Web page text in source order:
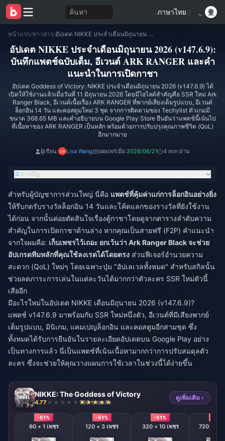
ค้นหา ภาษาไทย /
หน้าแรก/ข่าวสาร/ อัปเดต NIKKE ประจำเดือนมิถุนายน 2026 (v147.6.9): บันทึกแพตช์ฉบับเต็ม, อีเวนต์ ARK RANGER และคำแนะนำในการเปิดกาชา
อัปเดต NIKKE ประจำเดือนมิถุนายน 2026 (v147.6.9):
บันทึกแพตช์ฉบับเต็ม, อีเวนต์ ARK RANGER และคำ
แนะนำในการเปิดกาชา
อัปเดต Goddess of Victory: NIKKE ประจำเดือนมิถุนายน 2026 (v147.6.9) ได้
เปิดให้ใช้งานแล้วเมื่อวันที่ 11 มิถุนายน 2026 โดยมีไฮไลต์สำคัญคือ SSR ใหม่ Ark
Ranger Black, อีเวนต์เนื้อเรื่อง ARK RANGER ที่พากย์เสียงเต็มรูปแบบ, อีเวนต์
ล็อกอิน 14 วัน และคอสตูมใหม่ 3 ชุด จากการติดตามของ Techylist ตัวเกมมี
ขนาด 368.65 MB และคำอธิบายบน Google Play Store ยืนยันว่าแพตช์นี้เน้นไป
ที่เนื้อหาของ ARK RANGER เป็นหลัก พร้อมด้วยการปรับปรุงคุณภาพชีวิต (QoL)
อีกมากมาย
ผู้เขียน: Lisa Wang เผยแพร่เมื่อ:2026/06/21 4 min อ่าน
สารบัญ
สำหรับผู้บัญชาการส่วนใหญ่ นี่คือ แพตช์ที่คุ้มค่าแก่การล็อกอินอย่างยิ่ง
ให้รีบกดรับรางวัลล็อกอิน 14 วันและโค้ดแลกของรางวัลที่ยังใช้งาน
ได้ก่อน จากนั้นค่อยตัดสินใจเรื่องตู้กาชาโดยดูจากตารางลำดับความ
สำคัญในการเปิดกาชาด้านล่าง หากคุณเป็นสายฟรี (F2P) คำแนะนำ
จากใจผมคือ: เก็บเพชรไว้เถอะ ยกเว้นว่า Ark Ranger Black จะช่วย
อัปเกรดทีมหลักที่คุณใช้ลงเรดได้โดยตรง ส่วนฟีเจอร์อำนวยความ
สะดวก (QoL) ใหม่ๆ โดยเฉพาะปุ่ม "อัปเลเวลทั้งหมด" สำหรับสกิลนั้น
ช่วยลดภาระการเล่นในแต่ละวันได้มากกว่าตัวละคร SSR ใหม่ตัวนี้
เสียอีก
มีอะไรใหม่ในอัปเดต NIKKE เดือนมิถุนายน 2026 (v147.6.9)?
แพตช์ v147.6.9 มาพร้อมกับ SSR ใหม่หนึ่งตัว, อีเวนต์ที่มีเสียงพากย์
เต็มรูปแบบ, มินิเกม, แคมเปญล็อกอิน และคอสตูมอีกสามชุด ซึ่ง
ทั้งหมดได้รับการยืนยันในรายละเอียดอัปเดตบน Google Play อย่าง
เป็นทางการแล้ว นี่เป็นแพตช์ที่เน้นเนื้อหามากกว่าการปรับสมดุลตัว
ละคร ซึ่งจะช่วยให้คุณวางแผนการใช้เวลาในช่วงนี้ได้ง่ายขึ้น
NIKKE: The Goddess of Victory
4.77 790 ขายแล้ว
ดูเพิ่มเติม ›
-51%
60 + 1 เพชร
-51%
120 + 3 เพชร
-51%
320 + 10 เพชร 720 +